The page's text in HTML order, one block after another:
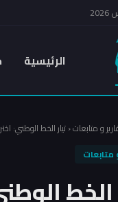
الرئيسية
و متابعات‹تيار الخط الوطني:
متابعات
الخط